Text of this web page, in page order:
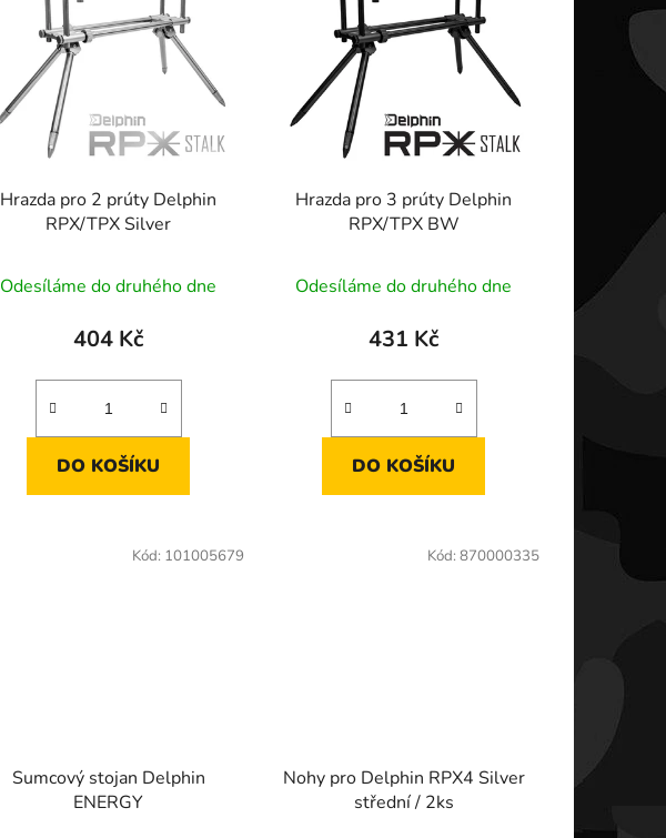
o
k
Hrazda pro 2 prúty Delphin
RPX/TPX Silver
Odesíláme do druhého dne
404 Kč
DO KOŠÍKU
Hrazda pro 3 prúty Delphin
RPX/TPX BW
Odesíláme do druhého dne
431 Kč
DO KOŠÍKU
Sumcový stojan Delphin
ENERGY
Kód: 101005679
Nohy pro Delphin RPX4 Silver
střední / 2ks
Kód: 870000335